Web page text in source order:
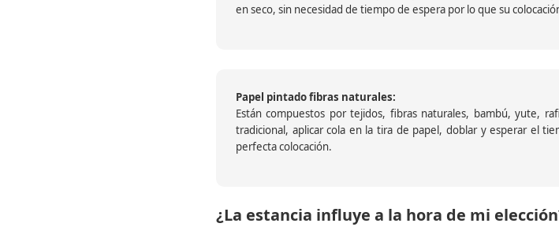
en seco, sin necesidad de tiempo de espera por lo que su
Papel pintado fibras naturales:
Están compuestos por tejidos, fibras naturales, bambú, yute,
tradicional, aplicar cola en la tira de papel, doblar y esperar el
perfecta colocación.
¿La estancia influye a la hora de mi